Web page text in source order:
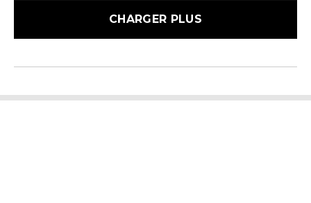
CHARGER PLUS